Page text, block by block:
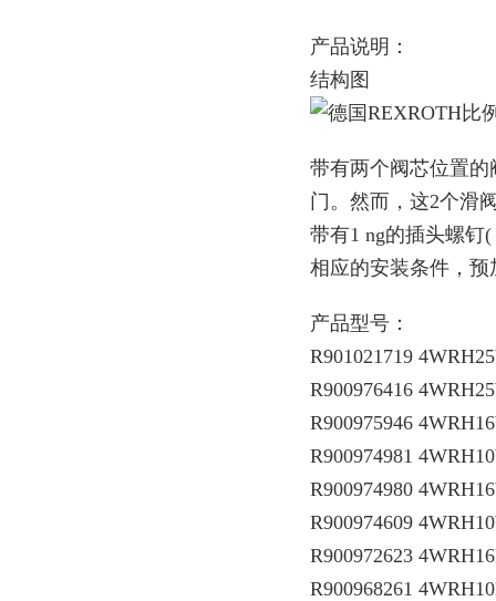
产品说明：
结构图
带有两个阀芯位置
门。然而，这2个滑
带有1 ng的插头螺钉
相应的安装条件，预
产品型号：
R901021719
R900976416
R900975946
R900974981
R900974980
R900974609
R900972623
R900968261